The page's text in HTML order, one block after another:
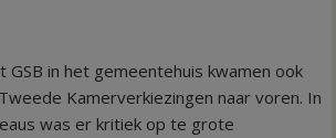
GSB in het gemeentehuis kwamen ook
Kamerverkiezingen naar voren. In
was er kritiek op te grote